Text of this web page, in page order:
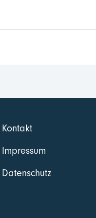
Kontakt
Impressum
Datenschutz